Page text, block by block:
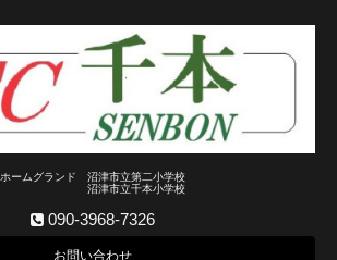
ホームグランド 沼津市立第二小学校
沼津市立千本小学校
090-3968-7326
お問い合わせ